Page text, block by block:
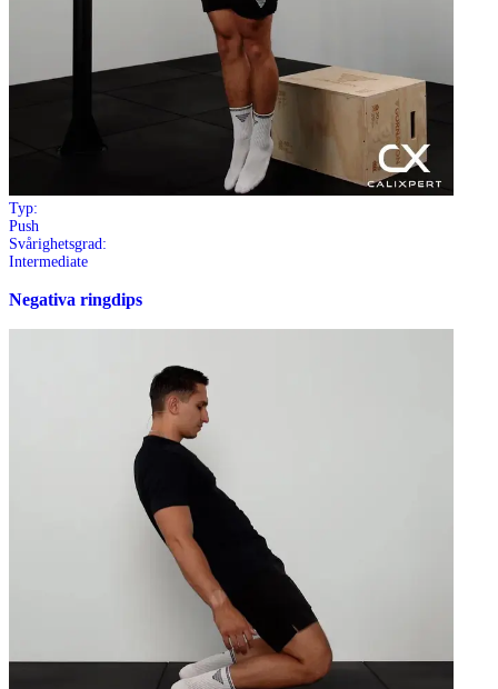
Typ:
Push
Svårighetsgrad:
Intermediate
Negativa ringdips